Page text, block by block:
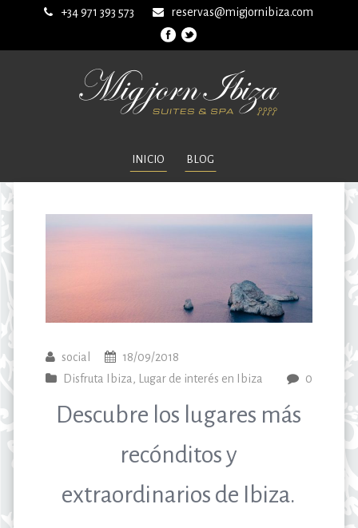
+34 971 393 573 reservas@migjornibiza.com
INICIO BLOG
social
18/09/2018
Disfruta Ibiza , Lugar de interés en Ibiza 0
Descubre los lugares más
recónditos y
extraordinarios de Ibiza.